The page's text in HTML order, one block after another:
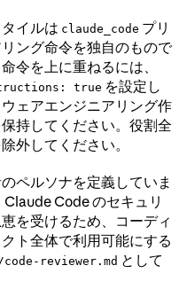
イルは claude_code プリ
ング命令を独自のもので
令を上に重ねるには、
true を設定し
ェアエンジニアリング作
持してください。役割全
外してください。
ペルソナを定義していま
Code のセキュリ
を受けるため、コーディ
ト全体で利用可能にする
reviewer.md として